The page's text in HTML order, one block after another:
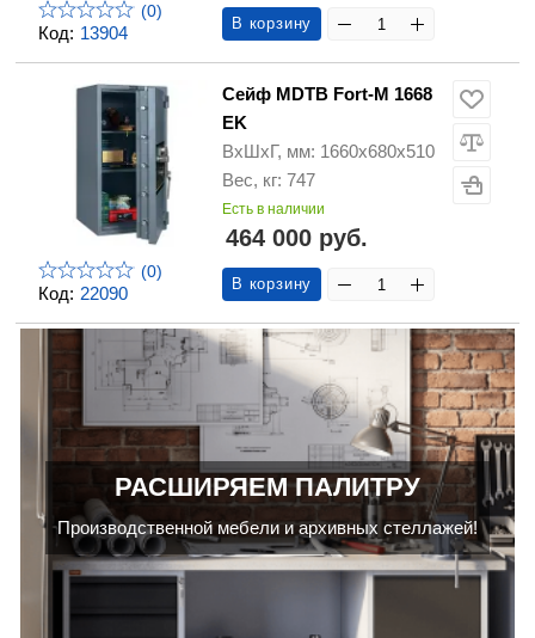
Код: 13904
(0)
В корзину
Код: 22090
(0)
Сейф MDTB Fort-M 1668
EK
ВхШхГ, мм: 1660х680х510
Вес, кг: 747
Есть в наличии
464 000 руб.
В корзину
РАСШИРЯЕМ ПАЛИТРУ
Производственной мебели и архивных стеллажей!